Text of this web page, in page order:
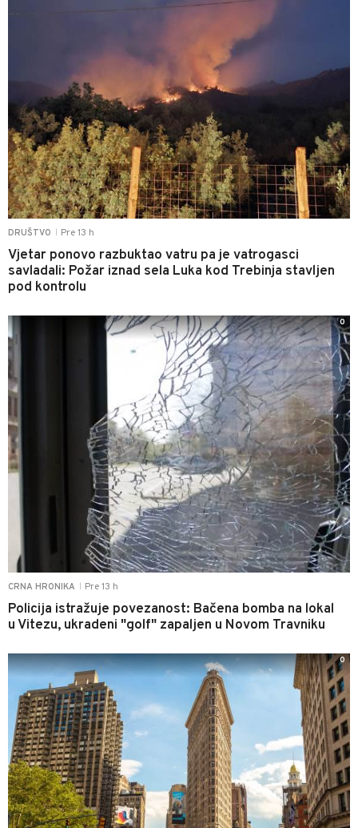
DRUŠTVO Pre 13 h
Vjetar ponovo razbuktao vatru pa je vatrogasci
savladali: Požar iznad sela Luka kod Trebinja stavljen
pod kontrolu
CRNA HRONIKA Pre 13 h
Policija istražuje povezanost: Bačena bomba na lokal
u Vitezu, ukradeni "golf" zapaljen u Novom Travniku
0
0